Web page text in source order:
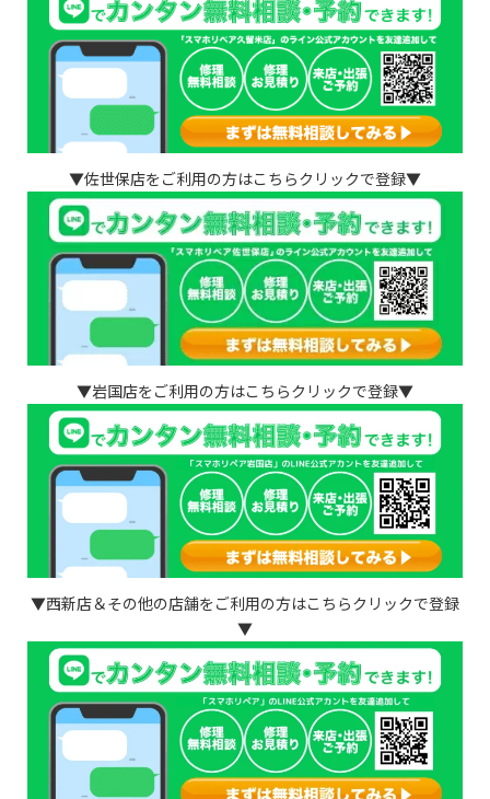
▼佐世保店をご利用の方はこちらクリックで登録▼
▼岩国店をご利用の方はこちらクリックで登録▼
▼西新店＆その他の店舗をご利用の方はこちらクリックで登録
▼